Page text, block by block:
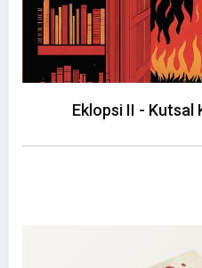
Eklopsi II - Kutsal